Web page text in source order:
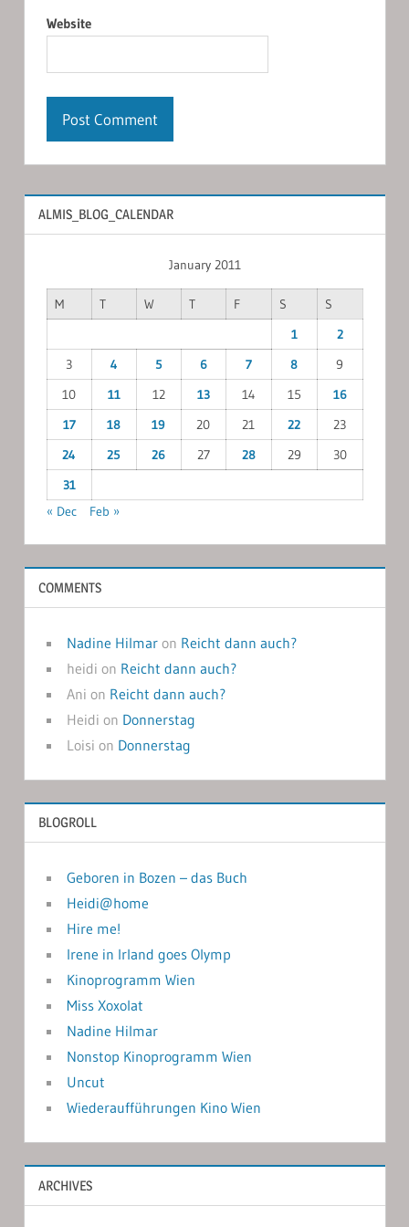
Website
ALMIS_BLOG_CALENDAR
January 2011
M T W T F S
S
1
2
3
4 5 6 7 8
9
10
11 12 13 14 15
16
17
18 19 20 21 22
23
24
25 26 27 28 29
30
31
« Dec
Feb »
COMMENTS
Nadine Hilmaron Reicht dann auch?
heidi on Reicht dann auch?
Ani on Reicht dann auch?
Heidi on Donnerstag
Loisi on Donnerstag
BLOGROLL
Geboren in Bozen – das Buch
Heidi@home
Hire me!
Irene in Irland goes Olymp
Kinoprogramm Wien
Miss Xoxolat
Nadine Hilmar
Nonstop Kinoprogramm Wien
Uncut
Wiederaufführungen Kino Wien
ARCHIVES